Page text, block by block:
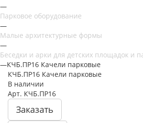
—
Парковое оборудование
—
Малые архитектурные формы
—
Беседки и арки для детских площадок и
—КЧБ.ПР16 Качели парковые
КЧБ.ПР16 Качели парковые
В наличии
Арт. КЧБ.ПР16
Заказать